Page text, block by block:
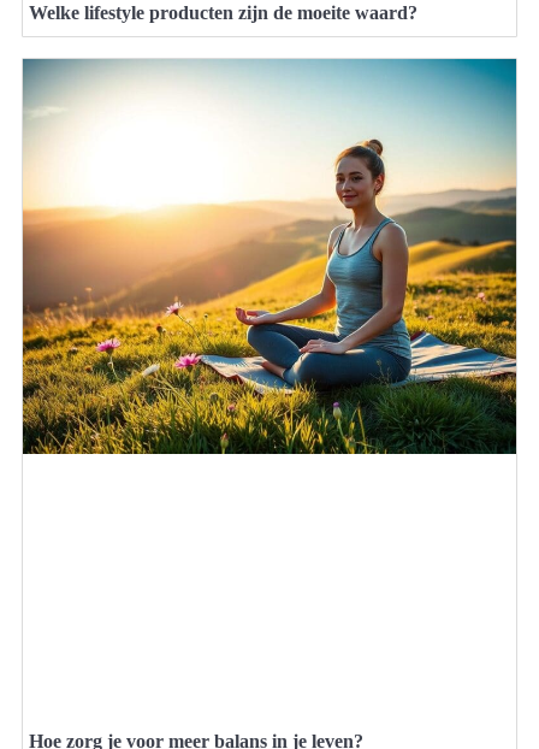
Welke lifestyle producten zijn de moeite waard?
Hoe zorg je voor meer balans in je leven?